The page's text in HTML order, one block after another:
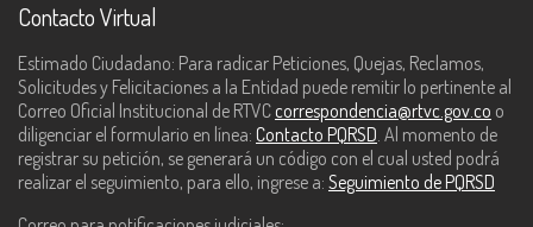
Contacto Virtual
Estimado Ciudadano: Para radicar Peticiones, Quejas, Reclamos,
Solicitudes y Felicitaciones a la Entidad puede remitir lo pertinente al
Correo Oficial Institucional de RTVC correspondencia@rtvc.gov.co o
diligenciar el formulario en línea: Contacto PQRSD. Al momento de
registrar su petición, se generará un código con el cual usted podrá
realizar el seguimiento, para ello, ingrese a: Seguimiento de PQRSD